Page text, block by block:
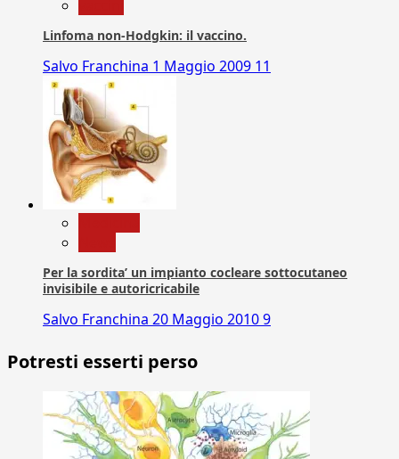
Linfoma non-Hodgkin: il vaccino.
Salvo Franchina 1 Maggio 2009 11
Per la sordita’ un impianto cocleare sottocutaneo
invisibile e autoricricabile
Salvo Franchina 20 Maggio 20109
Potresti esserti perso